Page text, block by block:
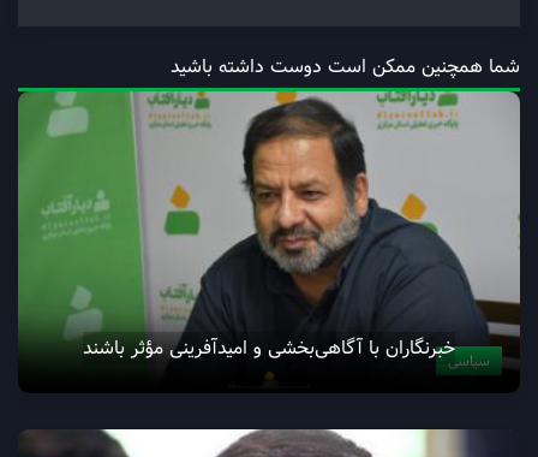
شما همچنین ممکن است دوست داشته باشید
سیاسیخبرنگاران با آگاهی‌بخشی و امیدآفرینی مؤثر باشند